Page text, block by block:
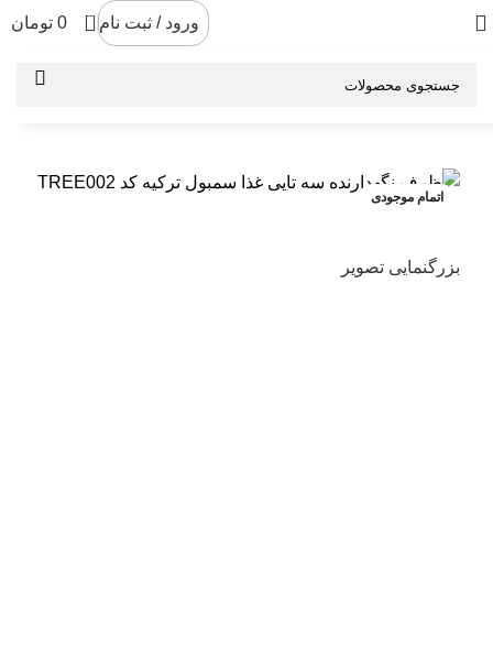
ورود / ثبت نام 0
0 تومان
اتمام موجودی
بزرگنمایی تصویر